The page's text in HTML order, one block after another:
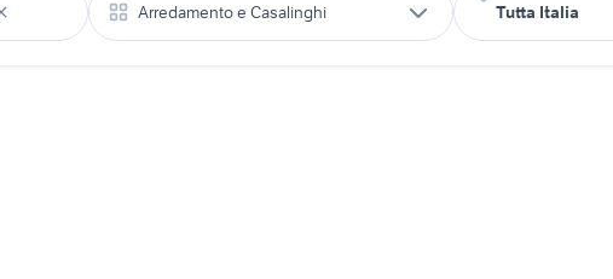
Arredamento e Casalinghi